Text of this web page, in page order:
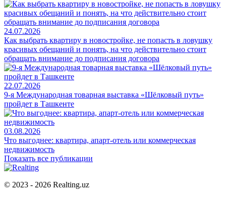
24.07.2026
Как выбрать квартиру в новостройке, не попасть в ловушку
красивых обещаний и понять, на что действительно стоит
обращать внимание до подписания договора
22.07.2026
9-я Международная товарная выставка «Шёлковый путь»
пройдет в Ташкенте
03.08.2026
Что выгоднее: квартира, апарт-отель или коммерческая
недвижимость
Показать все публикации
© 2023 - 2026 Realting.uz